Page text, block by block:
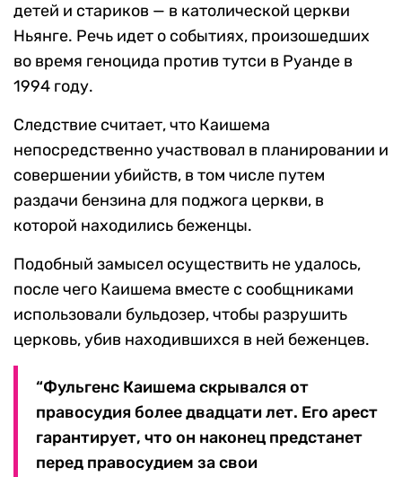
детей и стариков — в католической церкви
Ньянге. Речь идет о событиях, произошедших
во время геноцида против тутси в Руанде в
1994 году.
Следствие считает, что Каишема
непосредственно участвовал в планировании и
совершении убийств, в том числе путем
раздачи бензина для поджога церкви, в
которой находились беженцы.
Подобный замысел осуществить не удалось,
после чего Каишема вместе с сообщниками
использовали бульдозер, чтобы разрушить
церковь, убив находившихся в ней беженцев.
“Фульгенс Каишема скрывался от
правосудия более двадцати лет. Его арест
гарантирует, что он наконец предстанет
перед правосудием за свои